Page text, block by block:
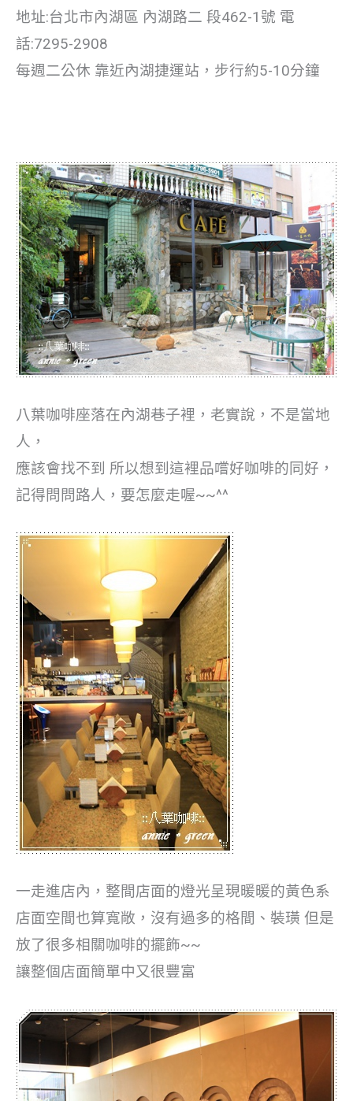
地址:台北市內湖區 內湖路二 段462-1號 電
話:7295-2908
每週二公休 靠近內湖捷運站，步行約5-10分鐘
八葉咖啡座落在內湖巷子裡，老實說，不是當地
人，
應該會找不到 所以想到這裡品嚐好咖啡的同好，
記得問問路人，要怎麼走喔~~^^
一走進店內，整間店面的燈光呈現暖暖的黃色系
店面空間也算寬敞，沒有過多的格間、裝璜 但是
放了很多相關咖啡的擺飾~~
讓整個店面簡單中又很豐富